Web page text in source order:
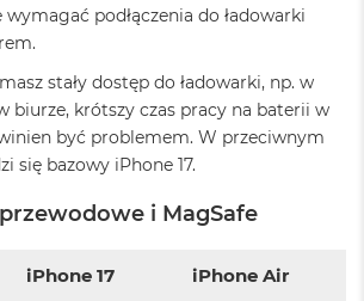
podłączenia do ładowarki
stały dostęp do ładowarki, np. w
biurze, krótszy czas pracy na baterii w
być problemem. W przeciwnym
się bazowy iPhone 17.
i MagSafe
iPhone 17 iPhone Air